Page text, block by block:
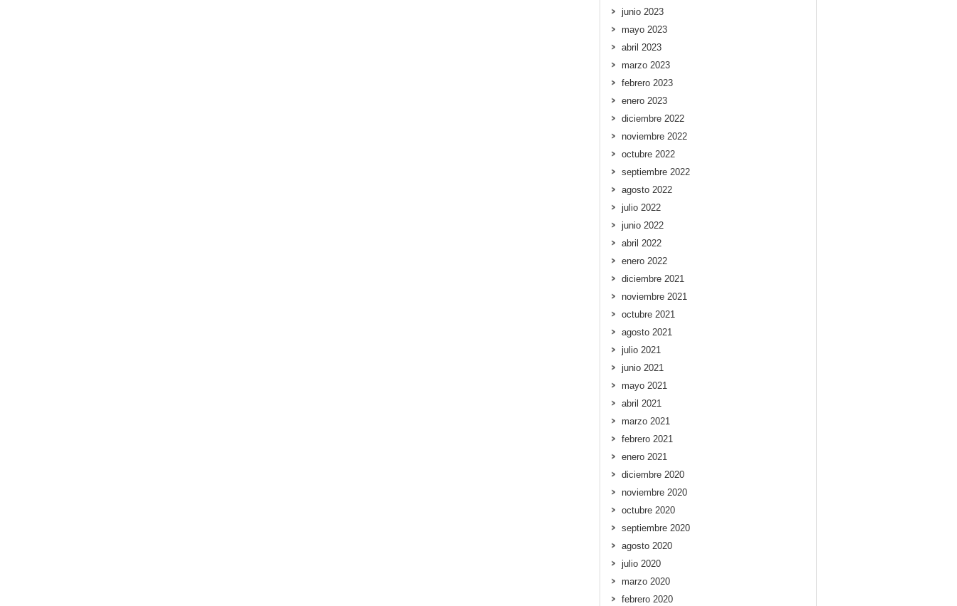
junio 2023
mayo 2023
abril 2023
marzo 2023
febrero 2023
enero 2023
diciembre 2022
noviembre 2022
octubre 2022
septiembre 2022
agosto 2022
julio 2022
junio 2022
abril 2022
enero 2022
diciembre 2021
noviembre 2021
octubre 2021
agosto 2021
julio 2021
junio 2021
mayo 2021
abril 2021
marzo 2021
febrero 2021
enero 2021
diciembre 2020
noviembre 2020
octubre 2020
septiembre 2020
agosto 2020
julio 2020
marzo 2020
febrero 2020